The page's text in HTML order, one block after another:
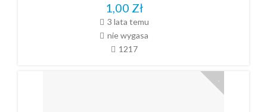
1,00 Zł
3 lata temu
nie wygasa
1217